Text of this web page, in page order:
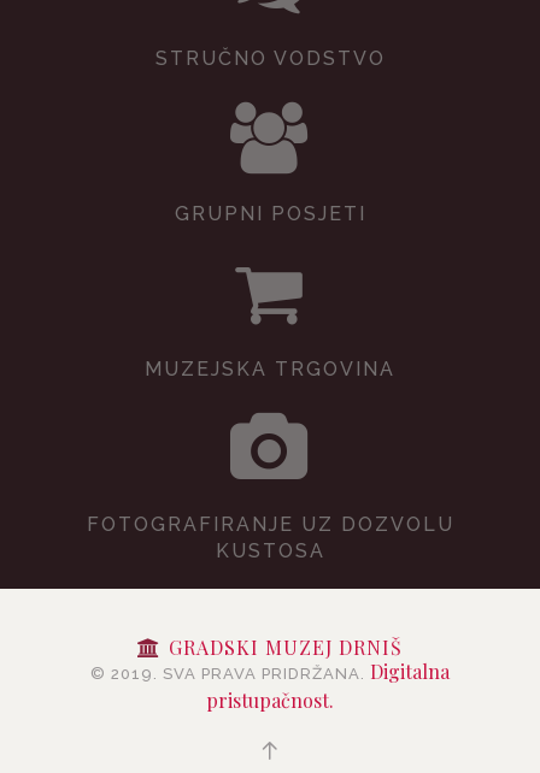
STRUČNO VODSTVO
GRUPNI POSJETI
MUZEJSKA TRGOVINA
FOTOGRAFIRANJE UZ DOZVOLU
KUSTOSA
GRADSKI MUZEJ DRNIŠ
© 2019. SVA PRAVA PRIDRŽANA.
Digitalna
pristupačnost.